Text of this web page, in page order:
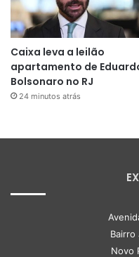
Caixa leva a leilão
apartamento de
Bolsonaro no RJ
24 minutos atrás
Bairro
Novo